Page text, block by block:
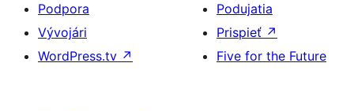
Podpora
Vývojári
WordPress.tv ↗
Podujatia
Prispieť ↗
Five for the Future